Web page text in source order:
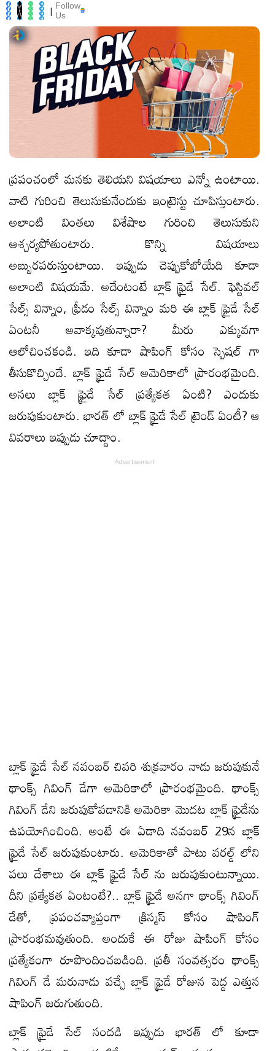
| Follow
Us
ప్రపంచంలో మనకు తెలియని విషయాలు ఎన్నో ఉంటాయి.
వాటి గురించి తెలుసుకునేందుకు ఇంట్రెస్టు చూపిస్తుంటారు.
అలాంటి వింతలు విశేషాల గురించి తెలుసుకుని
ఆశ్చర్యపోతుంటారు. కొన్ని విషయాలు
అబ్బురపరుస్తుంటాయి. ఇప్పుడు చెప్పుకోబోయేది కూడా
అలాంటి విషయమే. అదేంటంటే బ్లాక్ ఫ్రైడే సేల్. ఫెస్టివల్
సేల్స్ విన్నాం, ఫ్రీడం సేల్స్ విన్నాం మరి ఈ బ్లాక్ ఫ్రైడే సేల్
ఏంటనీ అవాక్కవుతున్నారా? మీరు ఎక్కువగా
ఆలోచించకండి. ఇది కూడా షాపింగ్ కోసం స్పెషల్ గా
తీసుకొచ్చిందే. బ్లాక్ ఫ్రైడే సేల్ అమెరికాలో ప్రారంభమైంది.
అసలు బ్లాక్ ఫ్రైడే సేల్ ప్రత్యేకత ఏంటి? ఎందుకు
జరుపుకుంటారు. భారత్ లో బ్లాక్ ఫ్రైడే సేల్ ట్రెండ్ ఏంటీ? ఆ
వివరాలు ఇప్పుడు చూద్దాం.
బ్లాక్ ఫ్రైడే సేల్ నవంబర్ చివరి శుక్రవారం నాడు జరుపుకునే
థాంక్స్ గివింగ్ డేగా అమెరికాలో ప్రారంభమైంది. థాంక్స్
గివింగ్ డేని జరుపుకోవడానికి అమెరికా మొదట బ్లాక్ ఫ్రైడేను
ఉపయోగించింది. అంటే ఈ ఏడాది నవంబర్ 29న బ్లాక్
ఫ్రైడే సేల్ జరుపుకుంటారు. అమెరికాతో పాటు వరల్డ్ లోని
పలు దేశాలు ఈ బ్లాక్ ఫ్రైడే సేల్ ను జరుపుకుంటున్నాయి.
దీని ప్రత్యేకత ఏంటంటే?.. బ్లాక్ ఫ్రైడే అనగా థాంక్స్ గివింగ్
డేతో, ప్రపంచవ్యాప్తంగా క్రిస్మస్ కోసం షాపింగ్
ప్రారంభమవుతుంది. అందుకే ఈ రోజు షాపింగ్ కోసం
ప్రత్యేకంగా రూపొందించబడింది. ప్రతీ సంవత్సరం థాంక్స్
గివింగ్ డే మరునాడు వచ్చే బ్లాక్ ఫ్రైడే రోజున పెద్ద ఎత్తున
షాపింగ్ జరుగుతుంది.
బ్లాక్ ఫ్రైడే సేల్ సందడి ఇప్పుడు భారత్ లో కూడా